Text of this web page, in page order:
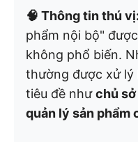
🧠 Thông tin thú vị:
phẩm nội bộ"
không phổ biến.
thường được xử lý
tiêu đề nhưchủ
quản lý sản phẩm